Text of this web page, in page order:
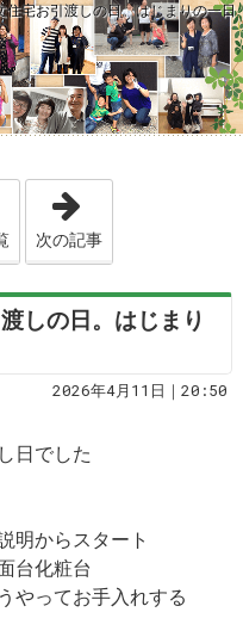
宅お引渡しの日。はじまりの一日
フラット35Sで総支払利
次の記事
しの日。はじまり
2026年4月11日｜20:50
日でした
明からスタート
台化粧台
やってお手入れする